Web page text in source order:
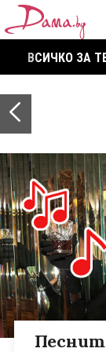
ВСИЧКО ЗА